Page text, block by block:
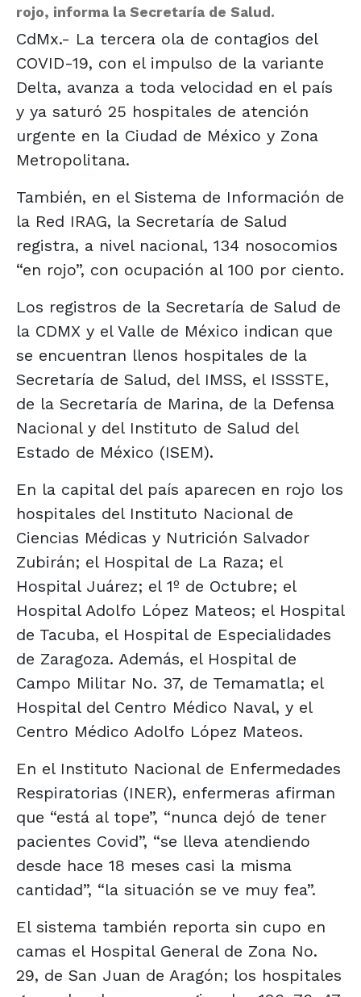
rojo, informa la Secretaría de Salud.
CdMx.- La tercera ola de contagios del
COVID-19, con el impulso de la variante
Delta, avanza a toda velocidad en el país
y ya saturó 25 hospitales de atención
urgente en la Ciudad de México y Zona
Metropolitana.
También, en el Sistema de Información de
la Red IRAG, la Secretaría de Salud
registra, a nivel nacional, 134 nosocomios
“en rojo”, con ocupación al 100 por ciento.
Los registros de la Secretaría de Salud de
la CDMX y el Valle de México indican que
se encuentran llenos hospitales de la
Secretaría de Salud, del IMSS, el ISSSTE,
de la Secretaría de Marina, de la Defensa
Nacional y del Instituto de Salud del
Estado de México (ISEM).
En la capital del país aparecen en rojo los
hospitales del Instituto Nacional de
Ciencias Médicas y Nutrición Salvador
Zubirán; el Hospital de La Raza; el
Hospital Juárez; el 1º de Octubre; el
Hospital Adolfo López Mateos; el Hospital
de Tacuba, el Hospital de Especialidades
de Zaragoza. Además, el Hospital de
Campo Militar No. 37, de Temamatla; el
Hospital del Centro Médico Naval, y el
Centro Médico Adolfo López Mateos.
En el Instituto Nacional de Enfermedades
Respiratorias (INER), enfermeras afirman
que “está al tope”, “nunca dejó de tener
pacientes Covid”, “se lleva atendiendo
desde hace 18 meses casi la misma
cantidad”, “la situación se ve muy fea”.
El sistema también reporta sin cupo en
camas el Hospital General de Zona No.
29, de San Juan de Aragón; los hospitales